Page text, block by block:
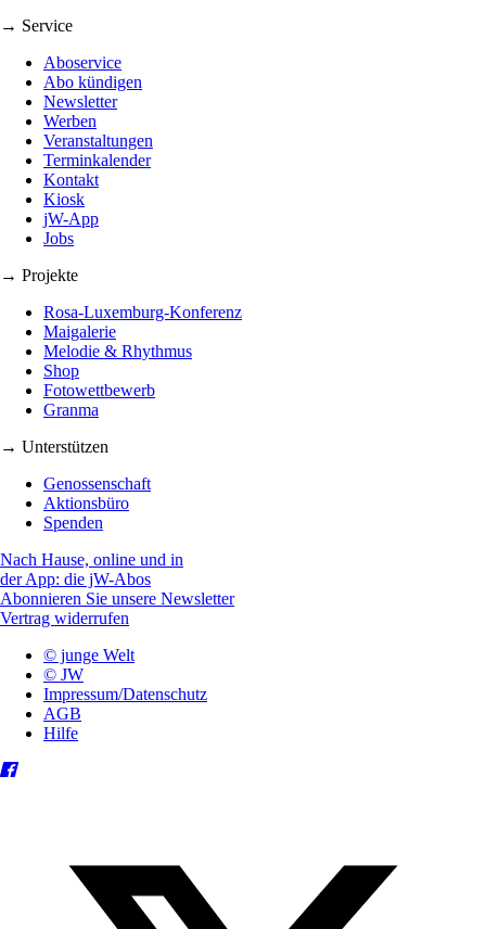
→ Service
Aboservice
Abo kündigen
Newsletter
Werben
Veranstaltungen
Terminkalender
Kontakt
Kiosk
jW-App
Jobs
→ Projekte
Rosa-Luxemburg-Konferenz
Maigalerie
Melodie & Rhythmus
Shop
Fotowettbewerb
Granma
→ Unterstützen
Genossenschaft
Aktionsbüro
Spenden
Nach Hause, online und in
der App: die jW-Abos
Abonnieren Sie unsere Newsletter
Vertrag widerrufen
© junge Welt
© JW
Impressum/Datenschutz
AGB
Hilfe